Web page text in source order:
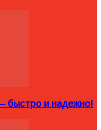
быстро и надежно!